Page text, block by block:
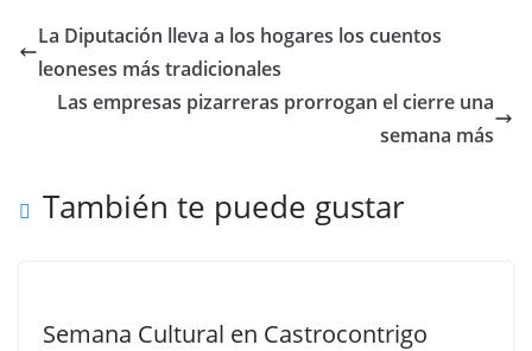
La Diputación lleva a los hogares los cuentos
leoneses más tradicionales
Las empresas pizarreras prorrogan el cierre una
semana más
También te puede gustar
Semana Cultural en Castrocontrigo